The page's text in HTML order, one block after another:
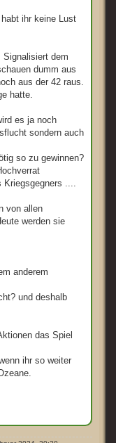
ihr keine Lust
dem
dumm aus
aus der 42 raus.
hatte.
es ja noch
sondern auch
so zu gewinnen?
Kriegsgegners ....
von allen
werden sie
anderem
und deshalb
das Spiel
ihr so weiter